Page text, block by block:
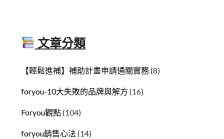
文章分類
【輕鬆進補】補助計畫申請通關實務(8)
foryou-10大失敗的品牌與解方 (16)
Foryou觀點(104)
foryou銷售心法 (14)